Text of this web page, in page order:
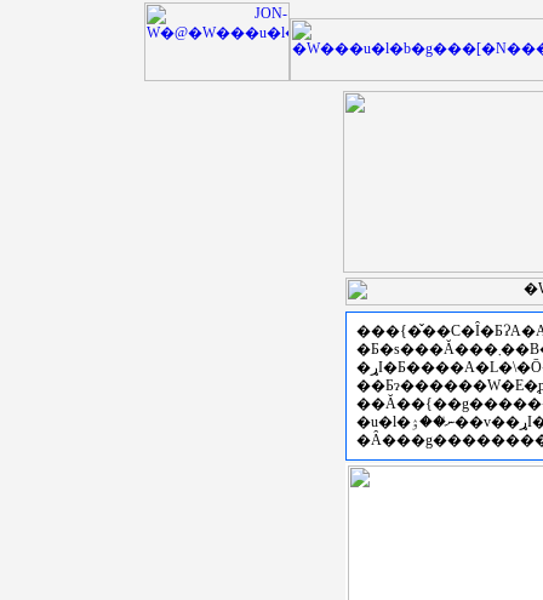
�Ƃ�s���Ă���܂��B�Z�p�C���E���ی𗬂
�u�l�ނ̍��ۉ��v��ړI�Ƃ��āA�Z�\���K����ꎖ�Ɩ{���̎�|��炵